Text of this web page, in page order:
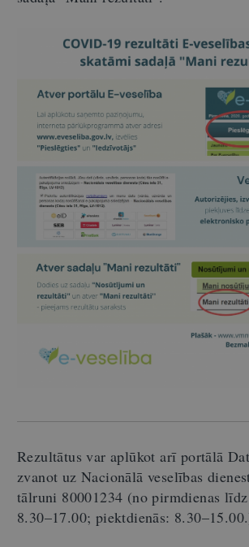
Rezultātus var aplūkot arī portālā
zvanot uz Nacionālā veselības
tālruni 80001234 (no pirmdienas
8.30–17.00; piektdienās: